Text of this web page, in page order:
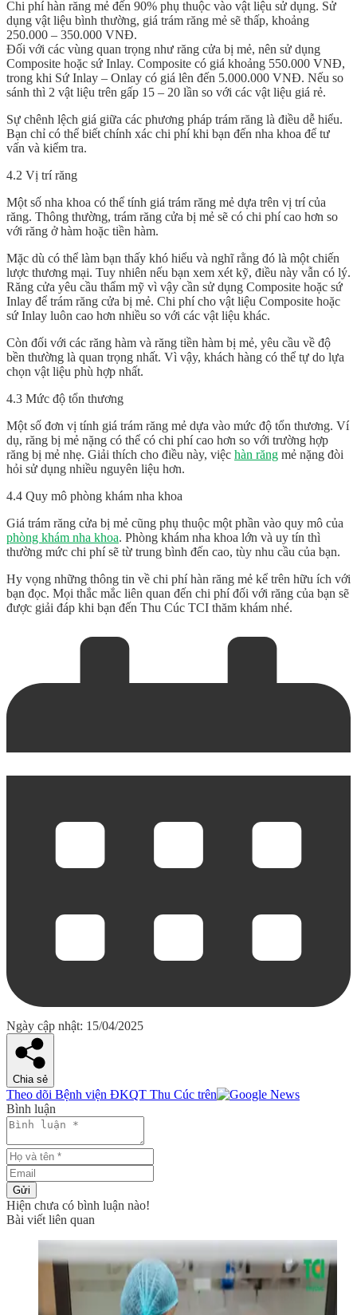
Chi phí hàn răng mẻ đến 90% phụ thuộc vào vật liệu sử dụng. Sử
dụng vật liệu bình thường, giá trám răng mẻ sẽ thấp, khoảng
250.000 – 350.000 VNĐ.
Đối với các vùng quan trọng như răng cửa bị mẻ, nên sử dụng
Composite hoặc sứ Inlay. Composite có giá khoảng 550.000 VNĐ,
trong khi Sứ Inlay – Onlay có giá lên đến 5.000.000 VNĐ. Nếu so
sánh thì 2 vật liệu trên gấp 15 – 20 lần so với các vật liệu giá rẻ.
Sự chênh lệch giá giữa các phương pháp trám răng là điều dễ hiểu.
Bạn chỉ có thể biết chính xác chi phí khi bạn đến nha khoa để tư
vấn và kiểm tra.
4.2 Vị trí răng
Một số nha khoa có thể tính giá trám răng mẻ dựa trên vị trí của
răng. Thông thường, trám răng cửa bị mẻ sẽ có chi phí cao hơn so
với răng ở hàm hoặc tiền hàm.
Mặc dù có thể làm bạn thấy khó hiểu và nghĩ rằng đó là một chiến
lược thương mại. Tuy nhiên nếu bạn xem xét kỹ, điều này vẫn có lý.
Răng cửa yêu cầu thẩm mỹ vì vậy cần sử dụng Composite hoặc sứ
Inlay để trám răng cửa bị mẻ. Chi phí cho vật liệu Composite hoặc
sứ Inlay luôn cao hơn nhiều so với các vật liệu khác.
Còn đối với các răng hàm và răng tiền hàm bị mẻ, yêu cầu về độ
bền thường là quan trọng nhất. Vì vậy, khách hàng có thể tự do lựa
chọn vật liệu phù hợp nhất.
4.3 Mức độ tổn thương
Một số đơn vị tính giá trám răng mẻ dựa vào mức độ tổn thương. Ví
dụ, răng bị mẻ nặng có thể có chi phí cao hơn so với trường hợp
răng bị mẻ nhẹ. Giải thích cho điều này, việc hàn răng mẻ nặng đòi
hỏi sử dụng nhiều nguyên liệu hơn.
4.4 Quy mô phòng khám nha khoa
Giá trám răng cửa bị mẻ cũng phụ thuộc một phần vào quy mô của
phòng khám nha khoa. Phòng khám nha khoa lớn và uy tín thì
thường mức chi phí sẽ từ trung bình đến cao, tùy nhu cầu của bạn.
Hy vọng những thông tin về chi phí hàn răng mẻ kể trên hữu ích với
bạn đọc. Mọi thắc mắc liên quan đến chi phí đối với răng của bạn sẽ
được giải đáp khi bạn đến Thu Cúc TCI thăm khám nhé.
Ngày cập nhật: 15/04/2025
Chia sẻ
Theo dõi Bệnh viện ĐKQT Thu Cúc trên
Bình luận
Gửi
Hiện chưa có bình luận nào!
Bài viết liên quan